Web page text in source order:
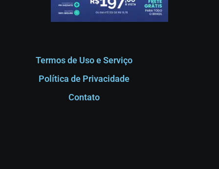
Termos de Uso e Serviço
Política de Privacidade
Contato